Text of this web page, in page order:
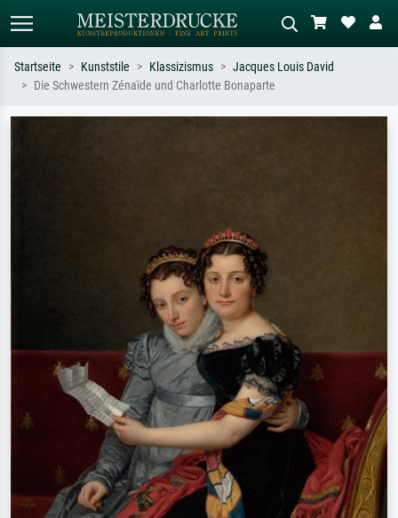
Startseite Kunststile Klassizismus
Jacques Louis David
Die Schwestern Zénaïde und Charlotte Bonaparte